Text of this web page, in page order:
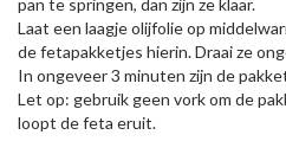
pan te springen, dan zijn ze klaar.
Laat een laagje olijfolie op
de fetapakketjes hierin. Draai ze
In ongeveer 3 minuten zijn de
Let op: gebruik geen vork om de
loopt de feta eruit.